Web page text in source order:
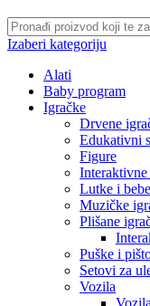
Izaberi kategoriju
Alati
Baby program
Igračke
Drvene
Edukativni
Figure
Lutke i bebe
Muzičke
Plišane
Puške i
Setovi za
Vozila